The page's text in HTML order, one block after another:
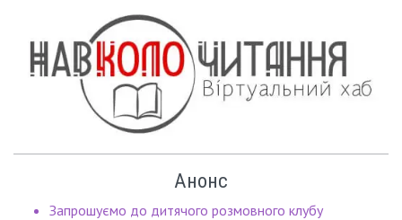
Анонс
Запрошуємо до дитячого розмовного клубу